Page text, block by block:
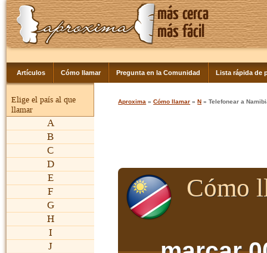
Artículos Cómo llamar Pregunta en la Comunidad Lista rápida de
Elige el país al que
llamar
A
B
C
D
E
F
G
H
I
J
Aproxima »Cómo llamar »N » Telefonear a
Cómo